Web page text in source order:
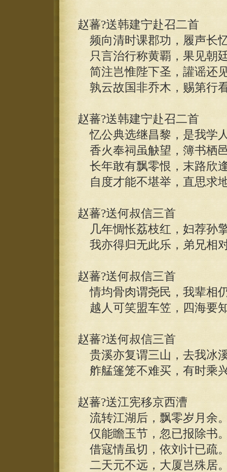
赵蕃?送韩建宁赴召二首
频向清时课郡功，履声长
只言治行称黄覇，果见朝
简注岂惟陛下圣，讙谣还
孰云故国非乔木，赐第行
赵蕃?送韩建宁赴召二首
忆公典选继昌黎，是我学
香火奉祠虽觖望，簿书栖
长年敢有飘零恨，末路欣
自度才能不堪举，直思求
赵蕃?送何叔信三首
几年惆怅荔枝红，妇荐孙
我亦得归无此乐，弟兄相
赵蕃?送何叔信三首
情均骨肉谓尧民，我辈相
越人可笑盟车笠，四海要
赵蕃?送何叔信三首
贵溪亦复谓三山，去我冰
舴艋篷笼不难买，有时乘
赵蕃?送江宪移京西漕
流转江湖后，飘零岁月余
仅能瞻玉节，忽已报除书
借寇情虽切，依刘计已疏
二天元不远，大厦岂殊居